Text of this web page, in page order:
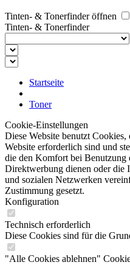
Tinten- & Tonerfinder öffnen
Tinten- & Tonerfinder
Startseite
Toner
Cookie-Einstellungen
Diese Website benutzt
Website erforderlich sind und
die den Komfort bei Benutzung
Direktwerbung dienen oder die
und sozialen Netzwerken
Zustimmung gesetzt.
Konfiguration
Technisch erforderlich
Diese Cookies sind für die
"Alle Cookies ablehnen"